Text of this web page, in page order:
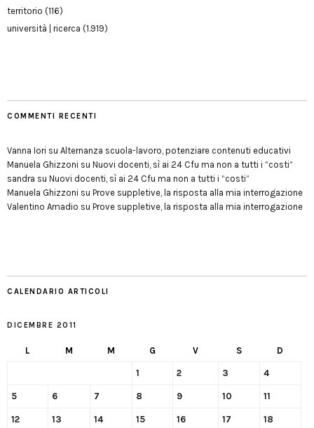
territorio (116)
università | ricerca (1.919)
COMMENTI RECENTI
Vanna Iori su Alternanza scuola-lavoro, potenziare contenuti educativi
Manuela Ghizzoni su Nuovi docenti, sì ai 24 Cfu ma non a tutti i “costi”
sandra su Nuovi docenti, sì ai 24 Cfu ma non a tutti i “costi”
Manuela Ghizzoni su Prove suppletive, la risposta alla mia interrogazione
Valentino Amadio su Prove suppletive, la risposta alla mia interrogazione
CALENDARIO ARTICOLI
DICEMBRE 2011
L M M G V S D
1 2 3 4
5 6 7 8 9 10 11
12 13 14 15 16 17 18